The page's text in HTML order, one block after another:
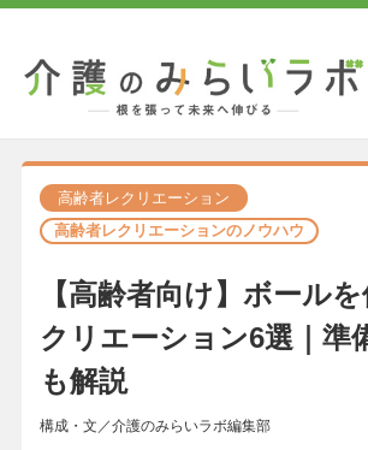
高齢者レクリエーション
高齢者レクリエーションのノウハウ
【高齢者向け】ボール
クリエーション6選｜準
も解説
構成・文／介護のみらいラボ編集部